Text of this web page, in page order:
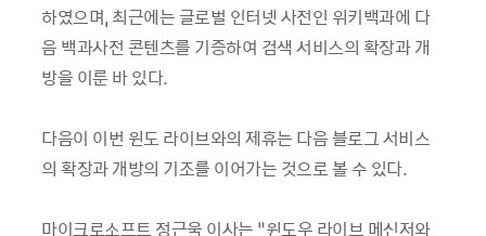
하였으며, 최근에는 글로벌 인터넷 사전인 위키백과에 다
음 백과사전 콘텐츠를 기증하여 검색 서비스의 확장과 개
방을 이룬 바 있다.
다음이 이번 윈도 라이브와의 제휴는 다음 블로그 서비스
의 확장과 개방의 기조를 이어가는 것으로 볼 수 있다.
마이크로소프트 정근욱 이사는 “윈도우 라이브 메신저와